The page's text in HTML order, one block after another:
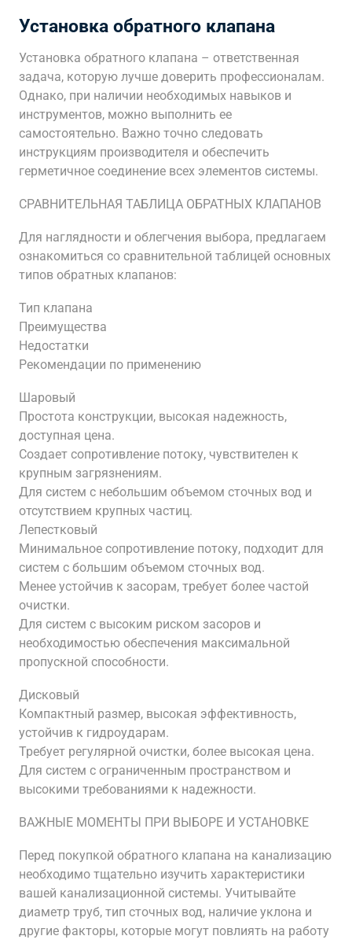
Установка обратного клапана
Установка обратного клапана – ответственная
задача, которую лучше доверить профессионалам.
Однако, при наличии необходимых навыков и
инструментов, можно выполнить ее
самостоятельно. Важно точно следовать
инструкциям производителя и обеспечить
герметичное соединение всех элементов системы.
СРАВНИТЕЛЬНАЯ ТАБЛИЦА ОБРАТНЫХ КЛАПАНОВ
Для наглядности и облегчения выбора, предлагаем
ознакомиться со сравнительной таблицей основных
типов обратных клапанов:
Тип клапана
Преимущества
Недостатки
Рекомендации по применению
Шаровый
Простота конструкции, высокая надежность,
доступная цена.
Создает сопротивление потоку, чувствителен к
крупным загрязнениям.
Для систем с небольшим объемом сточных вод и
отсутствием крупных частиц.
Лепестковый
Минимальное сопротивление потоку, подходит для
систем с большим объемом сточных вод.
Менее устойчив к засорам, требует более частой
очистки.
Для систем с высоким риском засоров и
необходимостью обеспечения максимальной
пропускной способности.
Дисковый
Компактный размер, высокая эффективность,
устойчив к гидроударам.
Требует регулярной очистки, более высокая цена.
Для систем с ограниченным пространством и
высокими требованиями к надежности.
ВАЖНЫЕ МОМЕНТЫ ПРИ ВЫБОРЕ И УСТАНОВКЕ
Перед покупкой обратного клапана на канализацию
необходимо тщательно изучить характеристики
вашей канализационной системы. Учитывайте
диаметр труб, тип сточных вод, наличие уклона и
другие факторы, которые могут повлиять на работу